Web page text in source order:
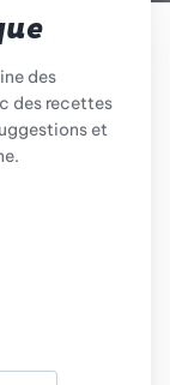
des
des recettes
et